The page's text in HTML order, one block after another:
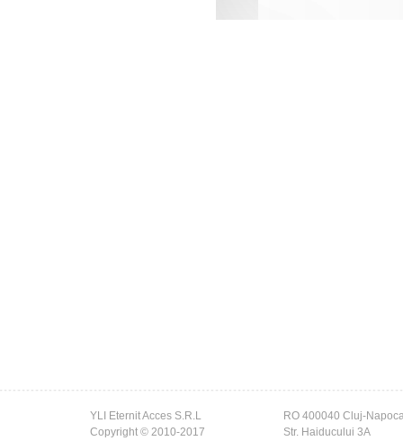
YLI Eternit Acces S.R.L
Copyright © 2010-2017
RO 400040 Cluj-
Str. Haiducului 3A